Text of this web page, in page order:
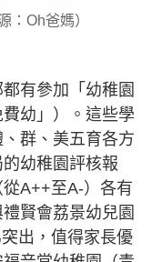
：Oh爸媽）
有參加「幼稚園
幼」）。這些學
群、美五育各方
幼稚園評核報
A++至A-）各有
賢會荔景幼兒園
出，值得家長優